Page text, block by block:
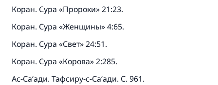
Коран. Сура «Пророки» 21:23.
Коран. Сура «Женщины» 4:65.
Коран. Сура «Свет» 24:51.
Коран. Сура «Корова» 2:285.
Ас-Са‘ади. Тафсиру-с-Са‘ади. С. 961.